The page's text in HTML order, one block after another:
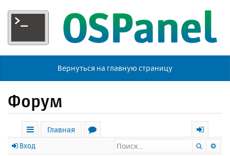
Вернуться на главную страницу
Форум
с
Главная
х
Вход Поиск